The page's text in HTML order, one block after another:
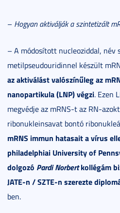
– Hogyan aktiválják a szintetizált
– A módosított nucleoziddal, név
metilpseudouridinnel készült
az aktiválást valószínűleg az
nanopartikula (LNP) végzi. Ezen
megvédje az mRNS-t az RN-
ribonukleinsavat bontó
mRNS immun hatasait a vírus
philadelphiai University of
dolgozó Pardi Norbertkollégám
JATE-n / SZTE-n szerezte
ben.